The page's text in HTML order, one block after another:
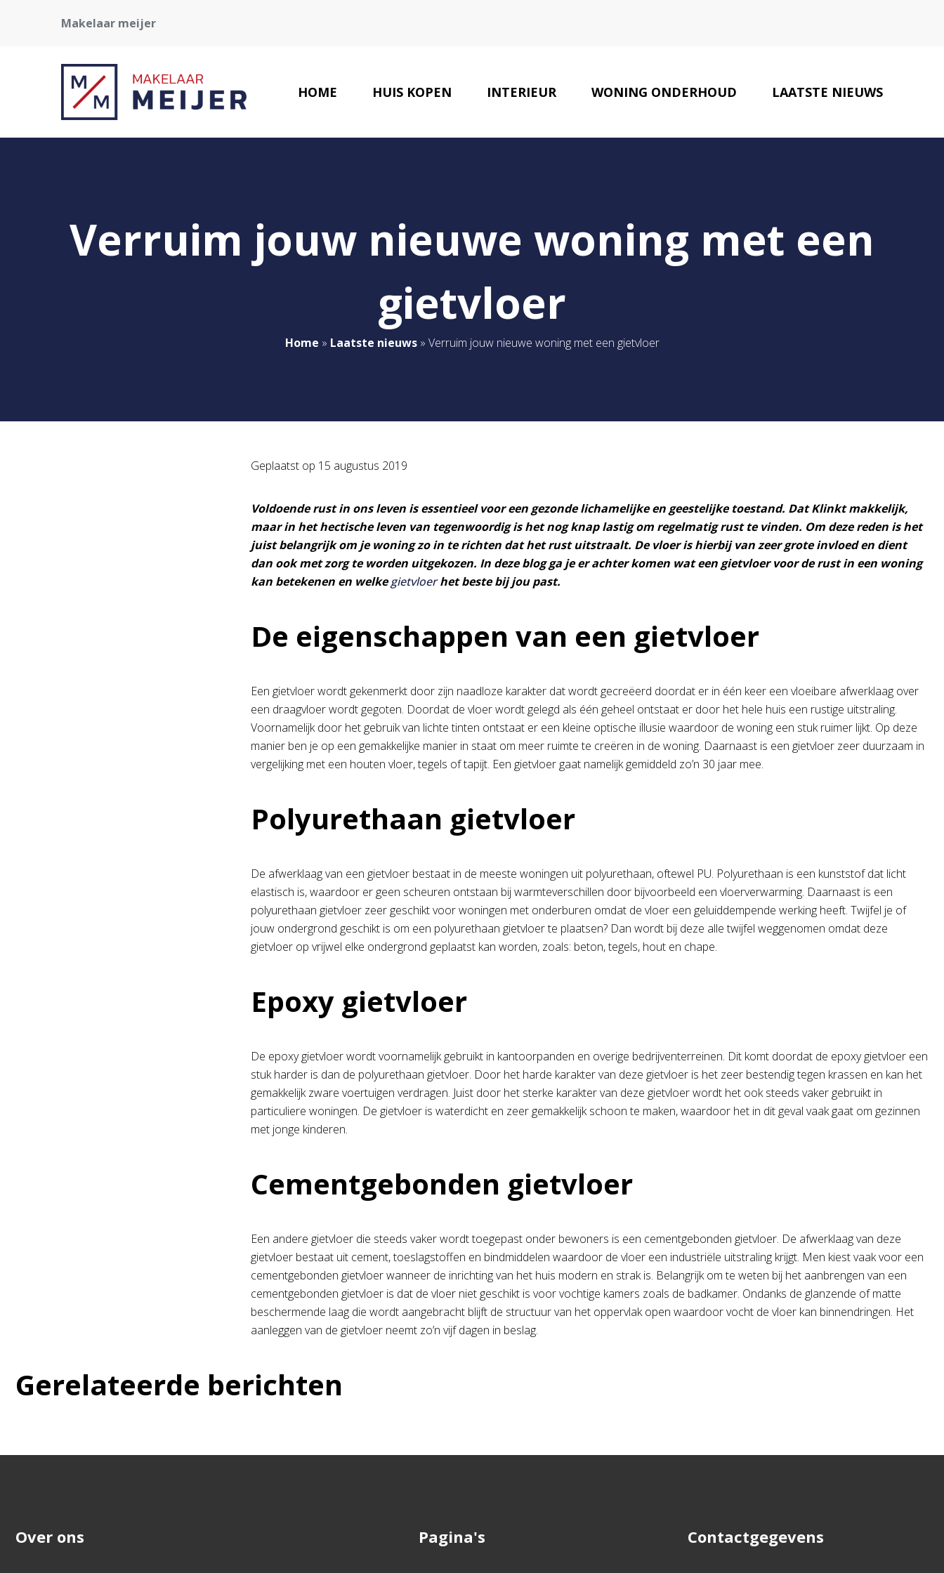
Makelaar meijer
HOME HUIS KOPEN INTERIEUR WONING ONDERHOUD LAATSTE NIEUWS
Verruim jouw nieuwe woning met een
gietvloer
Home » Laatste nieuws» Verruim jouw nieuwe woning met een gietvloer
Geplaatst op 15 augustus 2019
Voldoende rust in ons leven is essentieel voor een gezonde lichamelijke en geestelijke toestand. Dat Klinkt makkelijk,
maar in het hectische leven van tegenwoordig is het nog knap lastig om regelmatig rust te vinden. Om deze reden is het
juist belangrijk om je woning zo in te richten dat het rust uitstraalt. De vloer is hierbij van zeer grote invloed en dient
dan ook met zorg te worden uitgekozen. In deze blog ga je er achter komen wat een gietvloer voor de rust in een woning
kan betekenen en welkegietvloerhet beste bij jou past.
De eigenschappen van een gietvloer
Een gietvloer wordt gekenmerkt door zijn naadloze karakter dat wordt gecreëerd doordat er in één keer een vloeibare afwerklaag over
een draagvloer wordt gegoten. Doordat de vloer wordt gelegd als één geheel ontstaat er door het hele huis een rustige uitstraling.
Voornamelijk door het gebruik van lichte tinten ontstaat er een kleine optische illusie waardoor de woning een stuk ruimer lijkt. Op deze
manier ben je op een gemakkelijke manier in staat om meer ruimte te creëren in de woning. Daarnaast is een gietvloer zeer duurzaam in
vergelijking met een houten vloer, tegels of tapijt. Een gietvloer gaat namelijk gemiddeld zo’n 30 jaar mee.
Polyurethaan gietvloer
De afwerklaag van een gietvloer bestaat in de meeste woningen uit polyurethaan, oftewel PU. Polyurethaan is een kunststof dat licht
elastisch is, waardoor er geen scheuren ontstaan bij warmteverschillen door bijvoorbeeld een vloerverwarming. Daarnaast is een
polyurethaan gietvloer zeer geschikt voor woningen met onderburen omdat de vloer een geluiddempende werking heeft. Twijfel je of
jouw ondergrond geschikt is om een polyurethaan gietvloer te plaatsen? Dan wordt bij deze alle twijfel weggenomen omdat deze
gietvloer op vrijwel elke ondergrond geplaatst kan worden, zoals: beton, tegels, hout en chape.
Epoxy gietvloer
De epoxy gietvloer wordt voornamelijk gebruikt in kantoorpanden en overige bedrijventerreinen. Dit komt doordat de epoxy gietvloer een
stuk harder is dan de polyurethaan gietvloer. Door het harde karakter van deze gietvloer is het zeer bestendig tegen krassen en kan het
gemakkelijk zware voertuigen verdragen. Juist door het sterke karakter van deze gietvloer wordt het ook steeds vaker gebruikt in
particuliere woningen. De gietvloer is waterdicht en zeer gemakkelijk schoon te maken, waardoor het in dit geval vaak gaat om gezinnen
met jonge kinderen.
Cementgebonden gietvloer
Een andere gietvloer die steeds vaker wordt toegepast onder bewoners is een cementgebonden gietvloer. De afwerklaag van deze
gietvloer bestaat uit cement, toeslagstoffen en bindmiddelen waardoor de vloer een industriële uitstraling krijgt. Men kiest vaak voor een
cementgebonden gietvloer wanneer de inrichting van het huis modern en strak is. Belangrijk om te weten bij het aanbrengen van een
cementgebonden gietvloer is dat de vloer niet geschikt is voor vochtige kamers zoals de badkamer. Ondanks de glanzende of matte
beschermende laag die wordt aangebracht blijft de structuur van het oppervlak open waardoor vocht de vloer kan binnendringen. Het
aanleggen van de gietvloer neemt zo’n vijf dagen in beslag.
Gerelateerde berichten
Over ons Pagina's Contactgegevens